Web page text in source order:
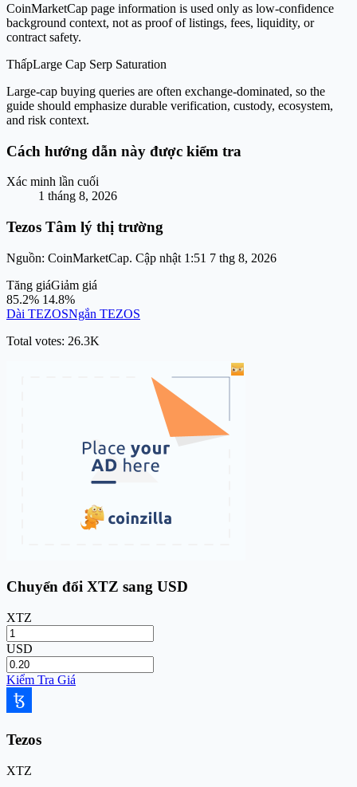
CoinMarketCap page information is used only as low-confidence
background context, not as proof of listings, fees, liquidity, or
contract safety.
ThấpLarge Cap Serp Saturation
Large-cap buying queries are often exchange-dominated, so the
guide should emphasize durable verification, custody, ecosystem,
and risk context.
Cách hướng dẫn này được kiểm tra
Xác minh lần cuối
1 tháng 8, 2026
Tezos Tâm lý thị trường
Nguồn: CoinMarketCap. Cập nhật 1:51 7 thg 8, 2026
Tăng giáGiảm giá
85.2% 14.8%
Dài TEZOSNgắn TEZOS
Total votes: 26.3K
Chuyển đổi XTZ sang USD
XTZ
USD
Kiểm Tra Giá
Tezos
XTZ